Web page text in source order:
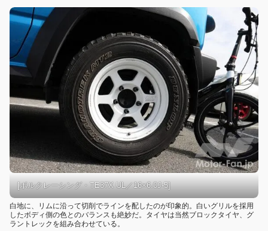
[ボルクレーシング・TE37X UL／16×6.0J-5]
白地に、リムに沿って切削でラインを配したのが印象的。白いグリルを採用
したボディ側の色とのバランスも絶妙だ。タイヤは当然ブロックタイヤ、グ
ラントレックを組み合わせている。